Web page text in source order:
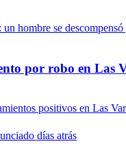
por robo en Las